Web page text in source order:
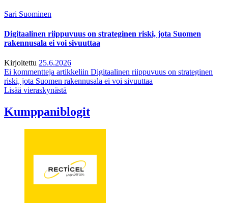
Sari Suominen
Digitaalinen riippuvuus on strateginen riski, jota Suomen
rakennusala ei voi sivuuttaa
Kirjoitettu 25.6.2026
Ei kommentteja artikkeliin Digitaalinen riippuvuus on strateginen
riski, jota Suomen rakennusala ei voi sivuuttaa
Lisää vieraskynästä
Kumppaniblogit